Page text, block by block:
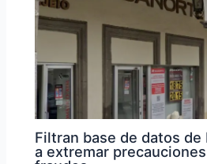
Filtran base de datos de
a extremar